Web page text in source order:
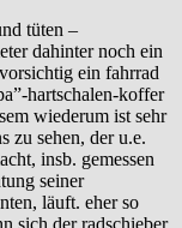
tüten –
dahinter noch ein
ein fahrrad
hartschalen-koffer
wiederum ist sehr
zu sehen, der u.e.
insb. gemessen
seiner
läuft. eher so
sich der radschieber